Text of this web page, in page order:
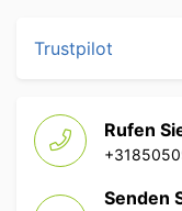
Trustpilot
Rufen
Senden